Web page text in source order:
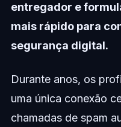
entregador e
mais rápido para
segurança digital.
Durante anos, os
uma única conexão
chamadas de spam